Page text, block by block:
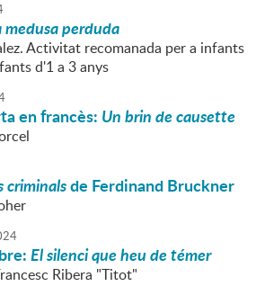
medusa perduda
Activitat recomanada per a infants
d'1 a 3 anys
en francès: Un brin de causette
criminalsde Ferdinand Bruckner
El silenci que heu de témer
Ribera "Titot"